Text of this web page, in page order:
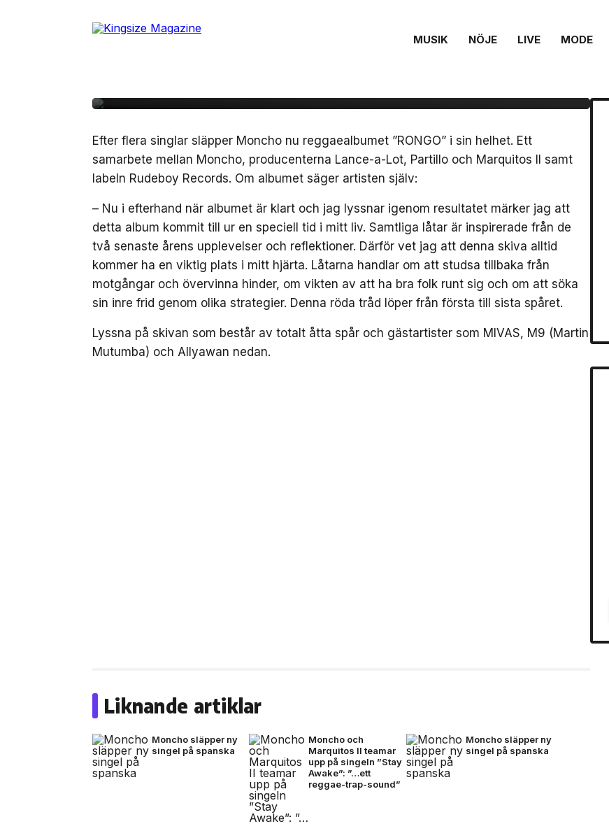
MUSIK NÖJE LIVE MODE
MUSIK 3 juni, 2022
Moncho gästas av MIVAS, M9 och
Efter flera singlar släpper Moncho nu reggaealbumet ”RONGO” i sin helhet. Ett
samarbete mellan Moncho, producenterna Lance-a-Lot, Partillo och Marquitos ll samt
labeln Rudeboy Records. Om albumet säger artisten själv:
– Nu i efterhand när albumet är klart och jag lyssnar igenom resultatet märker jag att
detta album kommit till ur en speciell tid i mitt liv. Samtliga låtar är inspirerade från de
två senaste årens upplevelser och reflektioner. Därför vet jag att denna skiva alltid
kommer ha en viktig plats i mitt hjärta. Låtarna handlar om att studsa tillbaka från
motgångar och övervinna hinder, om vikten av att ha bra folk runt sig och om att söka
sin inre frid genom olika strategier. Denna röda tråd löper från första till sista spåret.
Lyssna på skivan som består av totalt åtta spår och gästartister som MIVAS, M9 (Martin
Mutumba) och Allyawan nedan.
Liknande artiklar
Moncho släpper ny
singel på spanska
Moncho och
Marquitos II teamar
upp på singeln ”Stay
Awake”: ”…ett
reggae-trap-sound”
Moncho släpper ny
singel på spanska